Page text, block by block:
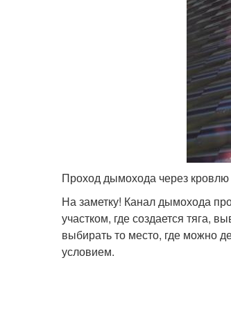
Проход дымохода через кровлю
На заметку! Канал дымохода
участком, где создается тяга,
выбирать то место, где можно
условием.